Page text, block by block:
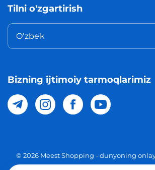
Tilni o'zgartirish
O'zbek
Bizning ijtimoiy tarmoqlarimiz
© 2026 Meest Shopping - dunyoning